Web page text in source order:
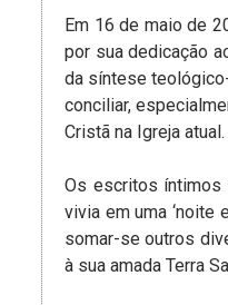
Em 16 de maio de
por sua dedicação
da síntese
conciliar,
Cristã na Igreja atual.
Os escritos íntimos
vivia em uma ‘noite
somar-se outros
à sua amada Terra